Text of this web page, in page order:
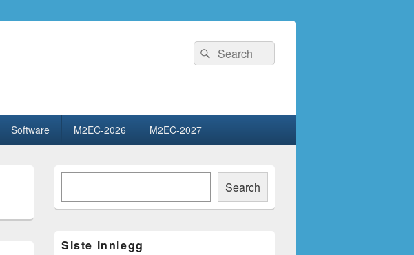
Search
for:
Search
Software M2EC-2026 M2EC-2027
Primary
Area
Search
Siste innlegg